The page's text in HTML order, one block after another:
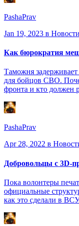
PashaPrav
Jan 19, 2023 в Новости
Как бюрократия
Таможня
для бойцов СВО.
фронта и кто должен
PashaPrav
Apr 28, 2022 в
Добровольцы с 3D-
Пока волонтеры
официальные
как это сделали в